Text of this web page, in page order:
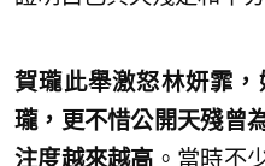
賀瓏此舉激怒林妍霏
瓏，更不惜公開天殘曾
注度越來越高 。當時不